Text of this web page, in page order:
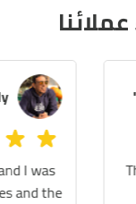
عملائنا
Melissa Azer
Sauna, legs
They were all really